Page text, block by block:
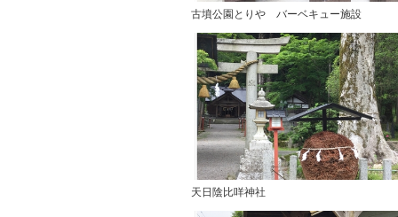
古墳公園とりや バーベキュー施設
天日陰比咩神社